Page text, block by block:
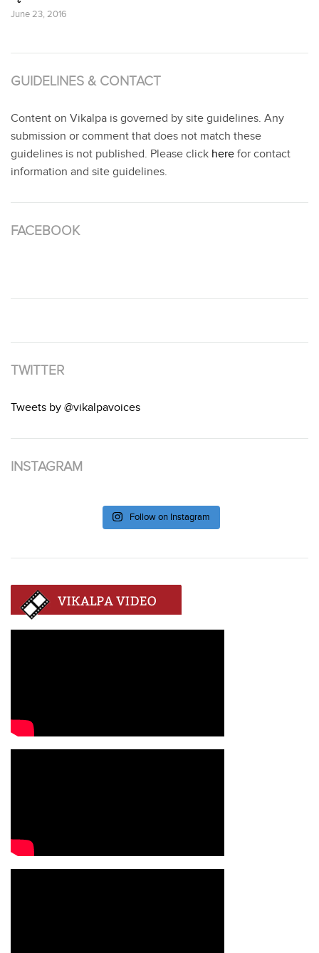
June 23, 2016
GUIDELINES & CONTACT
Content on Vikalpa is governed by site guidelines. Any
submission or comment that does not match these
guidelines is not published. Please click here for contact
information and site guidelines.
FACEBOOK
TWITTER
Tweets by @vikalpavoices
INSTAGRAM
Follow on Instagram